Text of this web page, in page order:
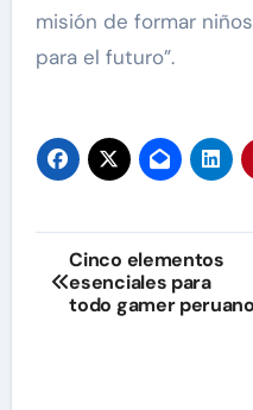
misión de formar
para el futuro”.
Navegación
de
Cinco elementos
esenciales para
todo gamer peruano